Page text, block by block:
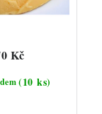
(10 ks)
Kč